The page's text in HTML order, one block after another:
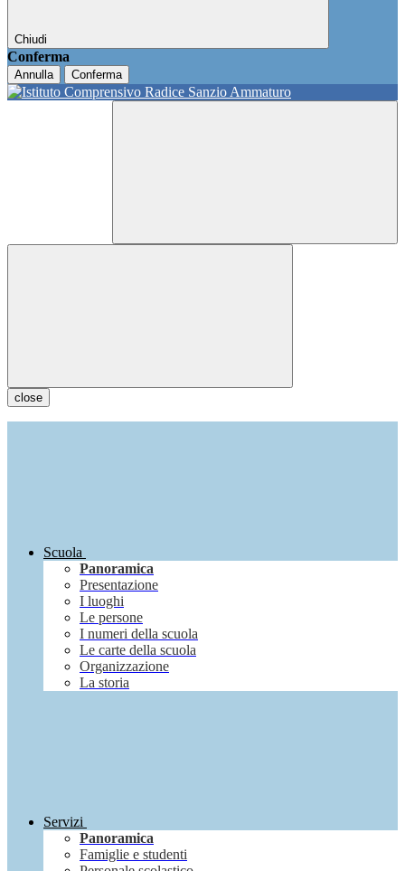
Chiudi
Conferma
Annulla Conferma
close
Scuola
Panoramica
Presentazione
I luoghi
Le persone
I numeri della scuola
Le carte della scuola
Organizzazione
La storia
Servizi
Panoramica
Famiglie e studenti